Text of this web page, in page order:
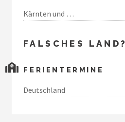
Kärnten und …
FALSCHES LAND?
FERIENTERMINE
Deutschland